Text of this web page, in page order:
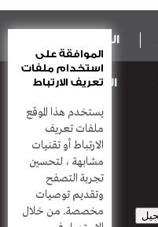
المال و الاقتصاد
أعمدة
المطبعة
الموافقة على
استخدام ملفات
تعريف الارتباط
يستخدم هذا الموقع
ملفات تعريف
الارتباط أو تقنيات
مشابهة ، لتحسين
تجربة التصفح
وتقديم توصيات
مخصصة. من خلال